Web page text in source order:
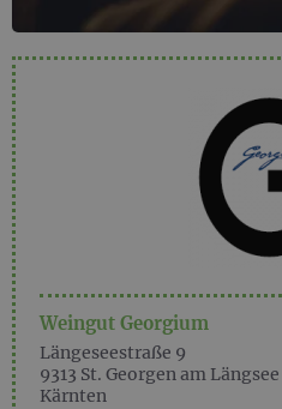
Weingut Georgium
Längeseestraße 9
9313 St. Georgen am Längsee
Kärnten